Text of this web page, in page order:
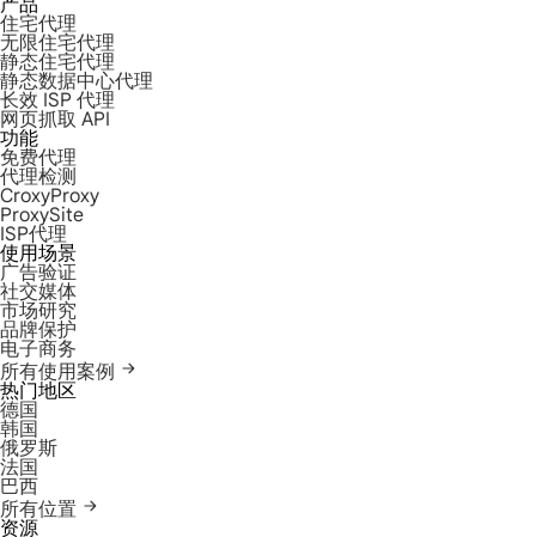
产品
住宅代理
无限住宅代理
静态住宅代理
静态数据中心代理
长效 ISP 代理
网页抓取 API
功能
免费代理
代理检测
CroxyProxy
ProxySite
ISP代理
使用场景
广告验证
社交媒体
市场研究
品牌保护
电子商务
所有使用案例
热门地区
德国
韩国
俄罗斯
法国
巴西
所有位置
资源